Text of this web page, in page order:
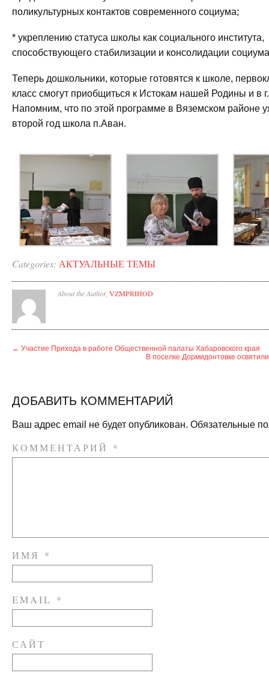
поликультурных контактов современного социума;
* укреплению статуса школы как социального института,
способствующего стабилизации и консолидации
Теперь дошкольники, которые готовятся к школе,
класс смогут приобщиться к Истокам нашей Родины и в
Напомним, что по этой программе в Вяземском районе
второй год школа п.Аван.
Categories: АКТУАЛЬНЫЕ ТЕМЫ
About the Author, VZMPRIHOD
← Участие Прихода в работе Общественной палаты Хабаровского края
В поселке Дормидонтовке
ДОБАВИТЬ КОММЕНТАРИЙ
Ваш адрес email не будет опубликован. Обязательные
КОММЕНТАРИЙ *
ИМЯ *
EMAIL *
САЙТ